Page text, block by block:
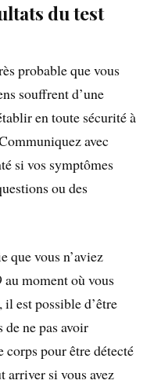
du test
probable que vous
souffrent d’une
en toute sécurité à
avec
si vos symptômes
ou des
que vous n’aviez
moment où vous
il est possible d’être
ne pas avoir
corps pour être détecté
arriver si vous avez